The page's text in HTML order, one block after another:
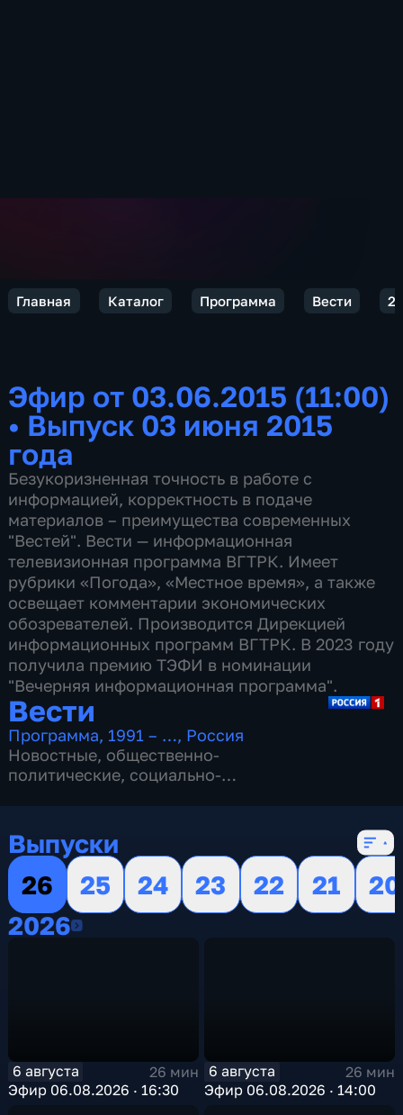
Главная Каталог Программа Вести
Эфир от 03.06.2015 (11:00)
• Выпуск 03 июня 2015
года
Безукоризненная точность в работе с
информацией, корректность в подаче
материалов – преимущества современных
"Вестей". Вести — информационная
телевизионная программа ВГТРК. Имеет
рубрики «Погода», «Местное время», а также
освещает комментарии экономических
обозревателей. Производится Дирекцией
информационных программ ВГТРК. В 2023 году
получила премию ТЭФИ в номинации
"Вечерняя информационная программа".
Вести
Программа, 1991 – …, Россия
Новостные, общественно-
политические, социально-
Выпуски
26
25 24 23 22 21
20
20262026
6 августа
26 мин
Эфир 06.08.2026 · 16:30
6 августа
26 мин
Эфир 06.08.2026 · 14:00